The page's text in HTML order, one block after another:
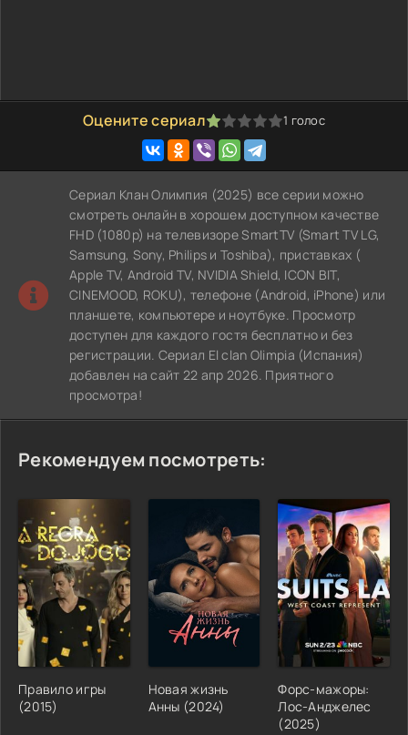
Оцените сериал
1 2 3 4 5 1 голос
Сериал Клан Олимпия (2025) все серии можно
смотреть онлайн в хорошем доступном качестве
FHD (1080p) на телевизоре SmartTV (Smart TV LG,
Samsung, Sony, Philips и Toshiba), приставках (
Apple TV, Android TV, NVIDIA Shield, ICON BIT,
CINEMOOD, ROKU), телефоне (Android, iPhone) или
планшете, компьютере и ноутбуке. Просмотр
доступен для каждого гостя бесплатно и без
регистрации. Сериал El clan Olimpia (Испания)
добавлен на сайт 22 апр 2026. Приятного
просмотра!
Рекомендуем посмотреть:
Правило игры
(2015)
Новая жизнь
Анны (2024)
Форс-мажоры:
Лос-Анджелес
(2025)